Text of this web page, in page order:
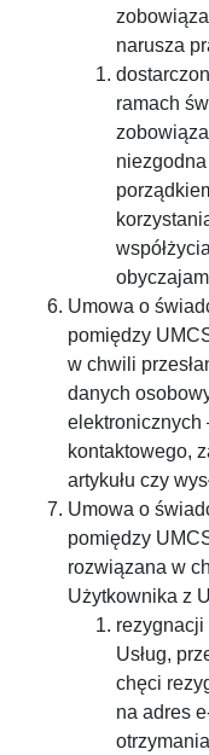
narusza
ramach
Umowa o
pomiędzy
w chwili
danych
elektronicznych
kontaktowego,
artykułu czy
Umowa o
pomiędzy
rozwiązana w
Użytkownika z
rezygnacji
Usług,
chęci
na adres